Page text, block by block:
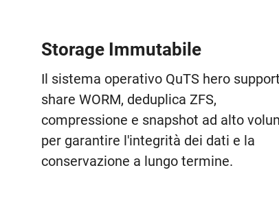
Storage Immutabile
Il sistema operativo QuTS hero
share WORM, deduplica ZFS,
compressione e snapshot ad alto
per garantire l'integrità dei dati e la
conservazione a lungo termine.